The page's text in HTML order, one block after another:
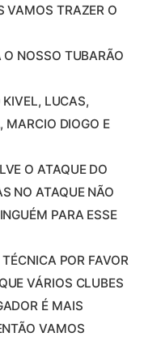
VAMOS TRAZER O
O NOSSO TUBARÃO
LUCAS,
MARCIO DIOGO E
O ATAQUE DO
NO ATAQUE NÃO
PARA ESSE
POR FAVOR
VÁRIOS CLUBES
É MAIS
VAMOS